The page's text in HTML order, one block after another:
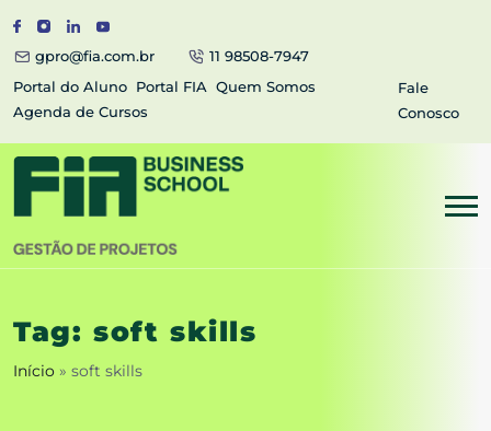
gpro@fia.com.br
11 98508-7947
Portal do Aluno Portal FIA Quem Somos
Agenda de Cursos
Fale
Conosco
Tag: soft skills
Início » soft skills